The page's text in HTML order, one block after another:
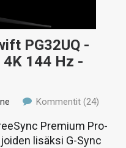
PG32UQ -
144 Hz -
Kommentit (24)
Premium Pro-
lisäksi G-Sync